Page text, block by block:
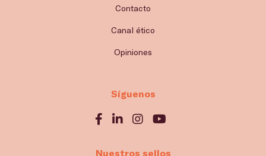
Contacto
Canal ético
Opiniones
Síguenos
Nuestros sellos